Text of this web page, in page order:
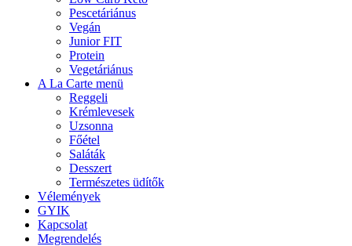
Pescetáriánus
Vegán
Junior FIT
Protein
Vegetáriánus
A La Carte menü
Reggeli
Krémlevesek
Uzsonna
Főétel
Saláták
Desszert
Természetes üdítők
Vélemények
GYIK
Kapcsolat
Megrendelés